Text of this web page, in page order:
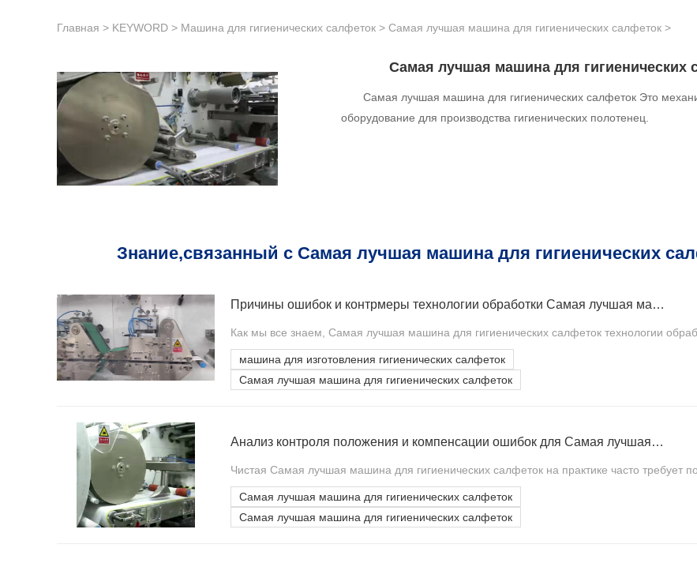
Главная > KEYWORD > Машина для гигиенических салфеток > Самая лучшая машина для гигиенических салфеток >
Самая лучшая машина для гигиенических
Самая лучшая машина для гигиенических салфеток Это
оборудование для производства гигиенических полотенец.
Знание,связанный с Самая лучшая машина для гигиенических
Причины ошибок и контрмеры технологии обработки Самая лучшая машина для гигиенических салфеток
Как мы все знаем, Самая лучшая машина для гигиенических салфеток технологии
машина для изготовления гигиенических салфеток
Самая лучшая машина для гигиенических салфеток
Анализ контроля положения и компенсации ошибок для Самая лучшая машина для гигиенических салфеток из чистого хлопкового материала
Чистая Самая лучшая машина для гигиенических салфеток на практике часто требует
Самая лучшая машина для гигиенических салфеток
Самая лучшая машина для гигиенических салфеток